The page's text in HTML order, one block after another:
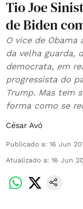
Tio Joe
de Biden
O vice de
da velha guarda,
democrata, em
progressista do
Trump. Mas tem
forma como se
César Avó
Publicado a: 16 Jun
Atualizado a: 16 Jun